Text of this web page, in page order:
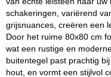
schakeringen, variërend
grijsnuances, creëren een
Door het ruime 80x80 cm
wat een rustige en
buitentegel past prachtig
hout, en vormt een stijlvol